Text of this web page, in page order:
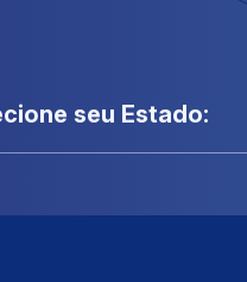
seu Estado: